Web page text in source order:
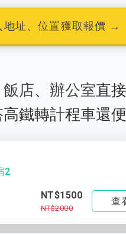
地址、位置獲取報價 →
飯店、 辦公室直
高鐵轉計程車還
2
NT$1500
NT$2000
查